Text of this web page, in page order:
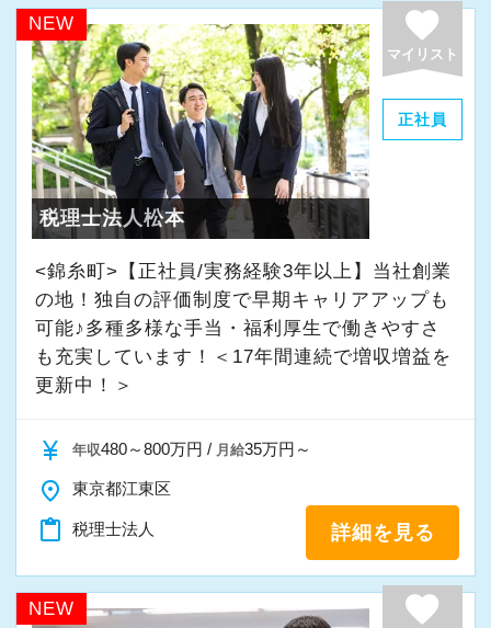
・事前に気軽な面談を実施
・仕事内容やキャリアを相談可
・ざっくばらんに質問OK
・納得後に選考へ進めます
・入社時期は柔軟に対応
・半年～1年の調整も可能
「応募する」からお気軽にご連絡ください。
務を覚えていくことができます。
パソコン作業になりますので、目や脳が疲れた
ら、お茶やお菓子で糖分補給もしながら、作業
を進めています。
★入社後の仕事内容★
業務時間内は、事務所内スタッフともやりとり
して頂きながら、
完全在宅会計スタッフとして、会計業務全般を
お任せします。
【具体的な業務】
・記帳代行
・年末調整業務
・申告書作成補助
・決算業務
・Excelを使用した集計、Wordでの文書作成
・電話、メール対応
NEW favorite
マイリスト
正社員
税理士法人松本
<錦糸町>【正社員/実務経験3年以上】当社創業
の地！独自の評価制度で早期キャリアアップも
可能♪多種多様な手当・福利厚生で働きやすさ
も充実しています！＜17年間連続で増収増益を
更新中！＞
currency_yen 年収480～800万円 / 月給35万円～
place 東京都江東区
content_paste 税理士法人 詳細を見る
NEW favorite